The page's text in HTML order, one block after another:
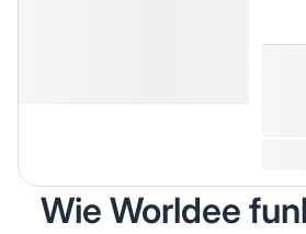
Wie Worldee